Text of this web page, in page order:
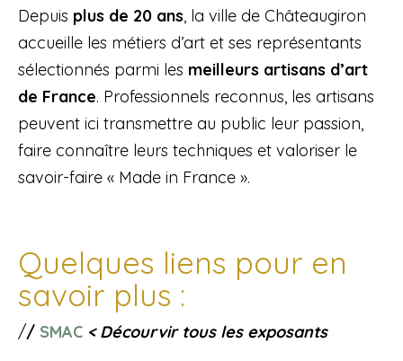
Depuis plus de 20 ans, la ville de Châteaugiron
accueille les métiers d’art et ses représentants
sélectionnés parmi les meilleurs artisans d’art
de France. Professionnels reconnus, les artisans
peuvent ici transmettre au public leur passion,
faire connaître leurs techniques et valoriser le
savoir-faire « Made in France ».
Quelques liens pour en
savoir plus :
// SMAC < Décourvir tous les exposants